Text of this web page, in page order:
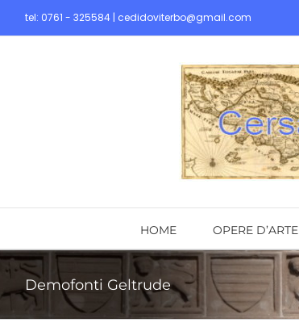
tel: 0761 - 325584 | cedidoviterbo@gmail.com
HOME OPERE D’ARTE
Demofonti Geltrude